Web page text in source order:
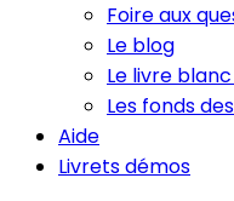
Foire aux
Le blog
Le livre
Les fonds des
Aide
Livrets démos